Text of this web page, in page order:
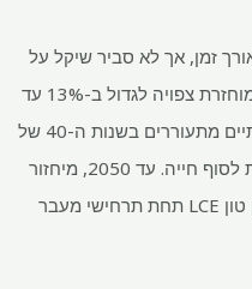
זמן, אך לא סביר שיקל על
המחסור בטווח הקרוב. האספקה ​​הממוחזרת צפויה לגדול ב-13% עד
16% מדי שנה, כאשר נפחים משמעותיים מתעוררים בשנות ה-40 של
המאה ה-20 כאשר סוללות EV מגיעות לסוף חייה. עד 2050, מיחזור
יכול לתרום בין 2.3 מיליון ל-2.7 מיליון טון LCE תחת תרחישי מעבר